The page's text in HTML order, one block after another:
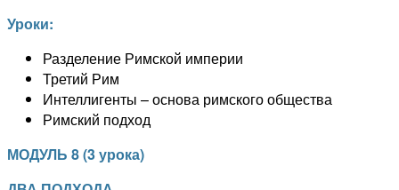
Уроки:
Разделение Римской империи
Третий Рим
Интеллигенты – основа римского общества
Римский подход
МОДУЛЬ 8(3урока)